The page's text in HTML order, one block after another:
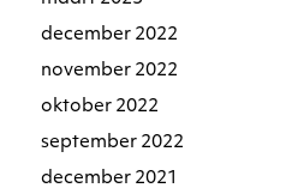
december 2022
november 2022
oktober 2022
september 2022
december 2021